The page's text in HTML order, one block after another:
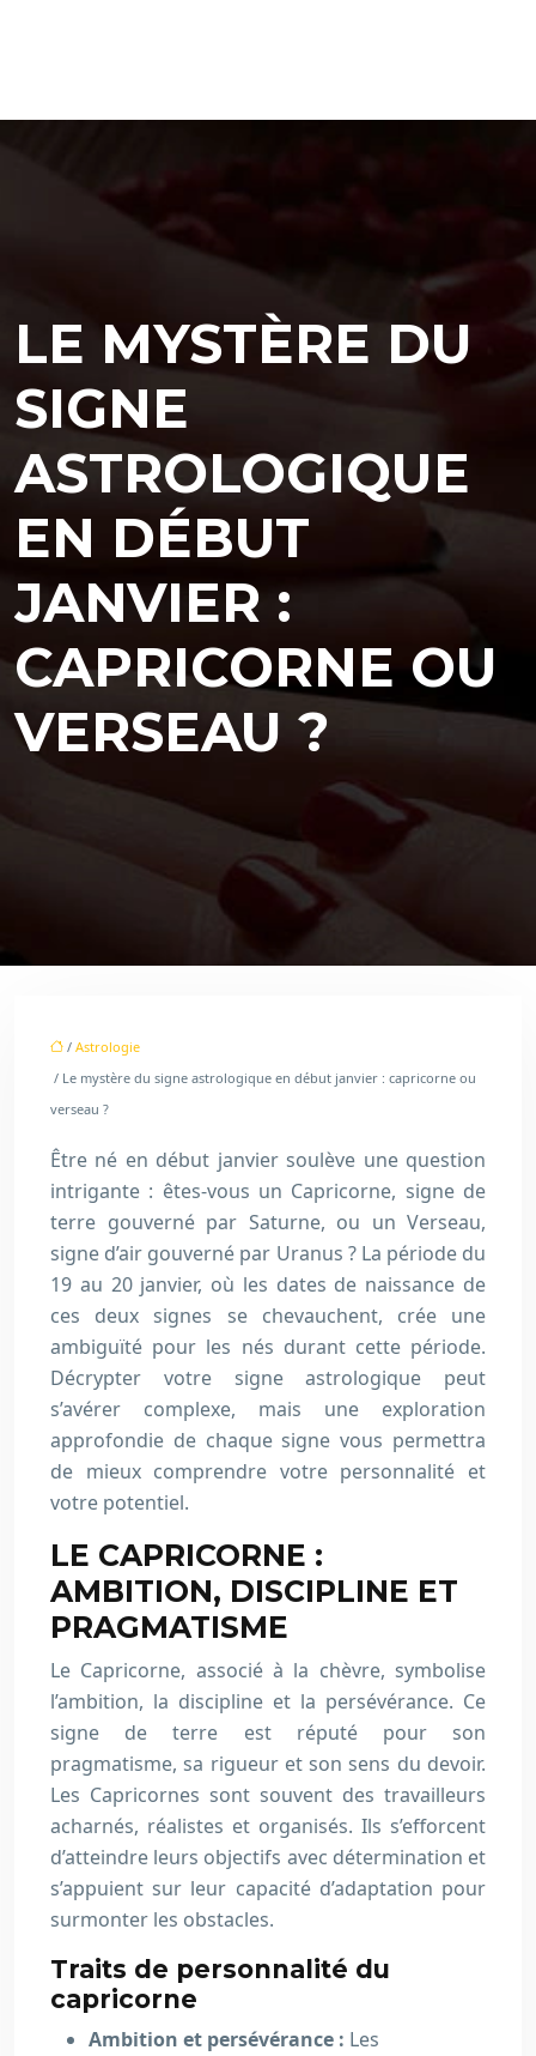
LE MYSTÈRE DU
SIGNE
ASTROLOGIQUE
EN DÉBUT
JANVIER :
CAPRICORNE OU
VERSEAU ?
/ Astrologie
/ Le mystère du signe astrologique en début janvier : capricorne ou
verseau ?
Être né en début janvier soulève une question
intrigante : êtes-vous un Capricorne, signe de
terre gouverné par Saturne, ou un Verseau,
signe d’air gouverné par Uranus ? La période du
19 au 20 janvier, où les dates de naissance de
ces deux signes se chevauchent, crée une
ambiguïté pour les nés durant cette période.
Décrypter votre signe astrologique peut
s’avérer complexe, mais une exploration
approfondie de chaque signe vous permettra
de mieux comprendre votre personnalité et
votre potentiel.
LE CAPRICORNE :
AMBITION, DISCIPLINE ET
PRAGMATISME
Le Capricorne, associé à la chèvre, symbolise
l’ambition, la discipline et la persévérance. Ce
signe de terre est réputé pour son
pragmatisme, sa rigueur et son sens du devoir.
Les Capricornes sont souvent des travailleurs
acharnés, réalistes et organisés. Ils s’efforcent
d’atteindre leurs objectifs avec détermination et
s’appuient sur leur capacité d’adaptation pour
surmonter les obstacles.
Traits de personnalité du
capricorne
Ambition et persévérance : Les